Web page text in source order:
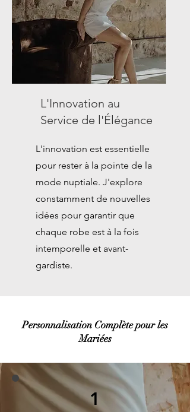
L'Innovation au
Service de l'Élégance
L'innovation est essentielle
pour rester à la pointe de la
mode nuptiale. J'explore
constamment de nouvelles
idées pour garantir que
chaque robe est à la fois
intemporelle et avant-
gardiste.
Personnalisation Complète pour les
Mariées
1